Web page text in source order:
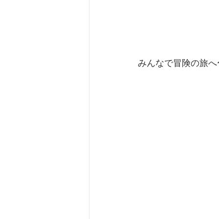
みんなで冒険の旅へ